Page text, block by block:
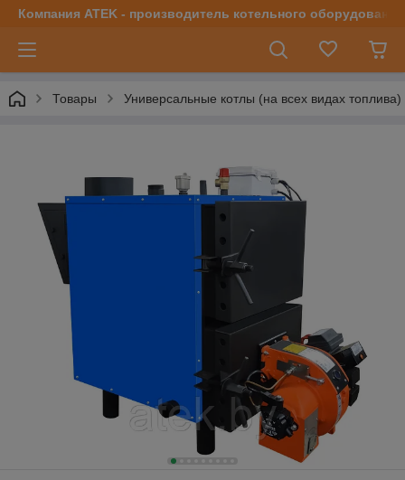
Компания ATEK - производитель котельного оборудования
Товары Универсальные котлы (на всех видах топлива)